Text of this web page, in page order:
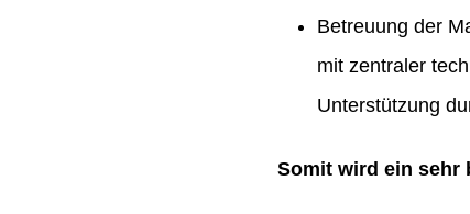
Betreuung der
mit zentraler
Unterstützung
Somit wird ein sehr